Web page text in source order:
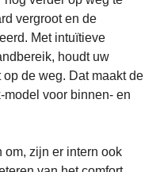
vergroot en de
Met intuïtieve
houdt uw
de weg. Dat maakt de
voor binnen- en
om, zijn er intern ook